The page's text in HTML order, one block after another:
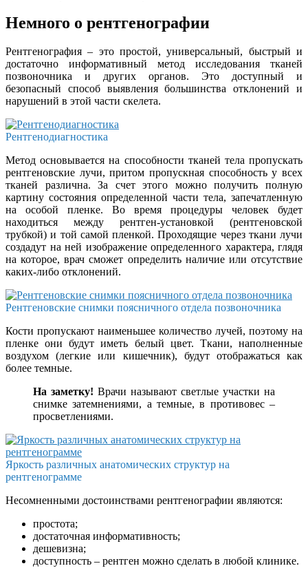
Немного о рентгенографии
Рентгенография – это простой, универсальный, быстрый и
достаточно информативный метод исследования тканей
позвоночника и других органов. Это доступный и
безопасный способ выявления большинства отклонений и
нарушений в этой части скелета.
Рентгенодиагностика
Метод основывается на способности тканей тела пропускать
рентгеновские лучи, притом пропускная способность у всех
тканей различна. За счет этого можно получить полную
картину состояния определенной части тела, запечатленную
на особой пленке. Во время процедуры человек будет
находиться между рентген-установкой (рентгеновской
трубкой) и той самой пленкой. Проходящие через ткани лучи
создадут на ней изображение определенного характера, глядя
на которое, врач сможет определить наличие или отсутствие
каких-либо отклонений.
Рентгеновские снимки поясничного отдела позвоночника
Кости пропускают наименьшее количество лучей, поэтому на
пленке они будут иметь белый цвет. Ткани, наполненные
воздухом (легкие или кишечник), будут отображаться как
более темные.
На заметку! Врачи называют светлые участки на
снимке затемнениями, а темные, в противовес –
просветлениями.
Яркость различных анатомических структур на
рентгенограмме
Несомненными достоинствами рентгенографии являются:
простота;
достаточная информативность;
дешевизна;
доступность – рентген можно сделать в любой клинике.